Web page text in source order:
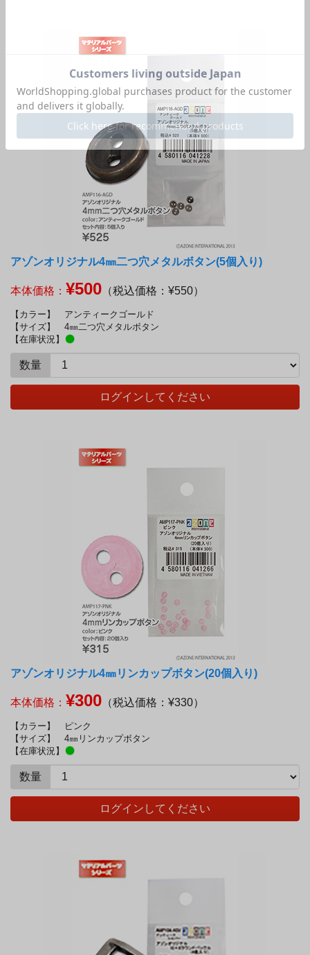
アゾンオリジナル4㎜二つ穴メタルボタン(5個入り)
本体価格： ¥500 （税込価格：¥550）
【カラー】
アンティークゴールド
【サイズ】
4㎜二つ穴メタルボタン
【在庫状況】
数量
ログインしてください
アゾンオリジナル4㎜リンカップボタン(20個入り)
本体価格： ¥300 （税込価格：¥330）
【カラー】
ピンク
【サイズ】
4㎜リンカップボタン
【在庫状況】
数量
ログインしてください